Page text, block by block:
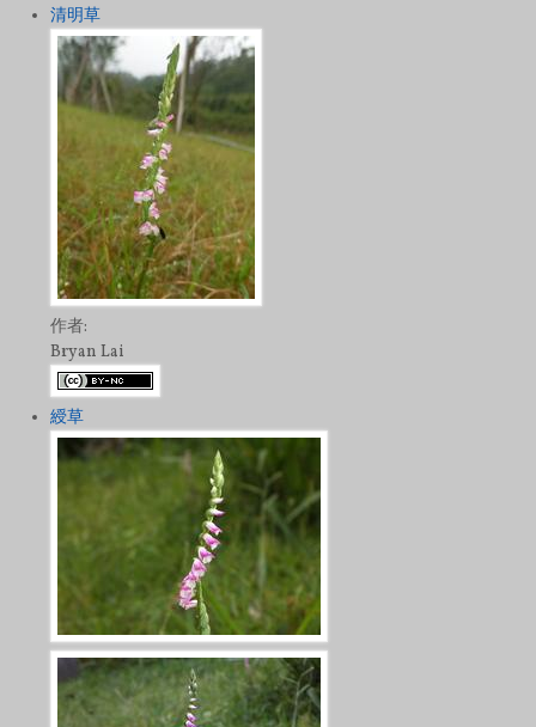
清明草
作者:
Bryan Lai
綬草